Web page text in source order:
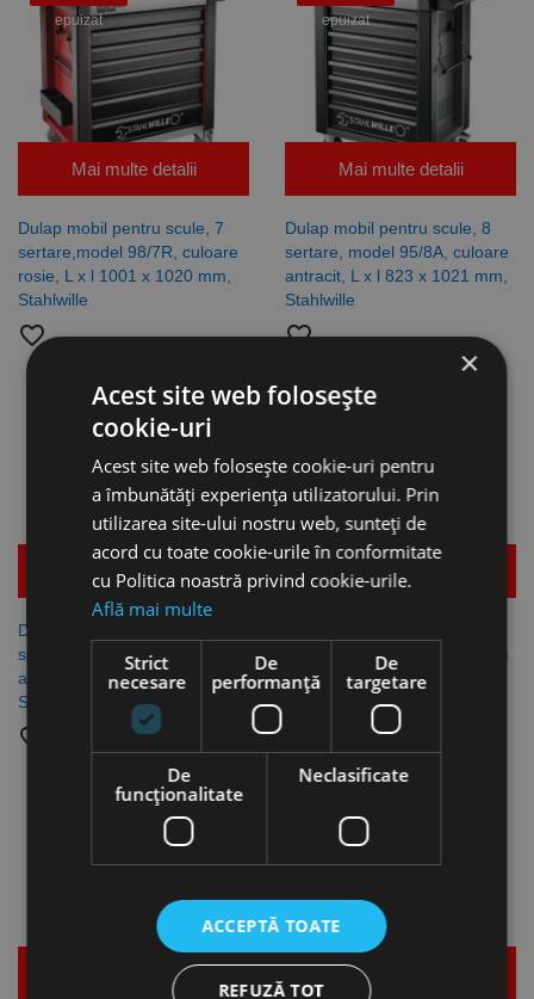
epuizat
Mai multe detalii
Dulap mobil pentru scule, 7
sertare,model 98/7R, culoare
rosie, L x l 1001 x 1020 mm,
Stahlwille
favorite_border
epuizat
Mai multe detalii
Dulap mobil pentru scule, 8
sertare, model 95/8A, culoare
antracit, L x l 823 x 1021 mm,
Stahlwille
favorite_border
epuizat
Mai multe detalii
Dulap mobil pentru scule, 8
sertare, model 95/8A, culoare
albastra, L x l 823 x 1021 mm,
Stahlwille
favorite_border
Stoc
Mai multe detalii
sertare, model 95/8A, culoare
rosie, L x l 823 x 1021 mm,
Mai multe detalii
epuizat
Mai multe detalii
×
Acest site web folosește
cookie-uri
Acest site web folosește cookie-uri pentru
a îmbunătăți experiența utilizatorului. Prin
utilizarea site-ului nostru web, sunteți de
acord cu toate cookie-urile în conformitate
cu Politica noastră privind cookie-urile.
Află mai multe
Strict
necesare
De
performanță
De
targetare
De
funcţionalitate
Neclasificate
ACCEPTĂ TOATE
REFUZĂ TOT